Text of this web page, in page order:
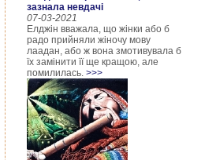
зазнала невдачі
07-03-2021
Елджін вважала, що жінки або б
радо прийняли жіночу мову
лаадан, або ж вона змотивувала б
їх замінити її ще кращою, але
помилилась.>>>